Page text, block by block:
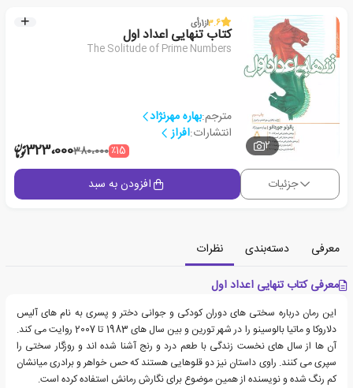
2
3.6از1رأی
کتاب تنهایی اعداد اول
The Solitude of Prime Numbers
مترجم:بهاره مهرنژاد
انتشارات:افراز
٪15380،000323،000
جزئیات افزودن به سبد
معرفی دسته‌بندی
نظرات
معرفی کتاب تنهایی اعداد اول
این رمان درباره سختی های دوران کودکی و جوانی دختر و پسری به نام های آلیس
دلاروکا و ماتیا بالوسینو را در شهر تورین و بین سال های 1983 تا 2007 روایت می کند.
آن ها از سال های نخست زندگی با طعم درد و رنج آشنا شده اند و روزگار سختی را
سپری می کنند. راوی داستان نیز دو قلوهایی هستند که حس خواهر و برادری میانشان
کم رنگ شده و نویسنده از همین موضوع برای نگارش رمانش استفاده کرده است.